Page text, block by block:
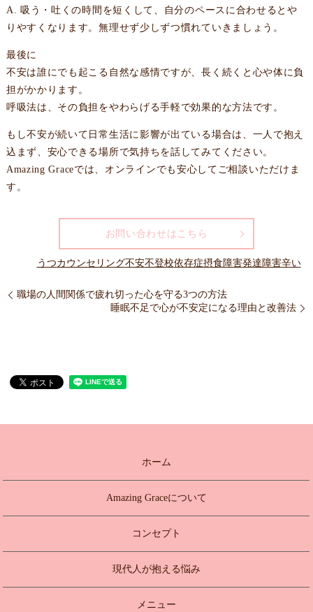
A. 吸う・吐くの時間を短くして、自分のペースに合わせるとや
りやすくなります。無理せず少しずつ慣れていきましょう。
最後に
不安は誰にでも起こる自然な感情ですが、長く続くと心や体に負
担がかかります。
呼吸法は、その負担をやわらげる手軽で効果的な方法です。
もし不安が続いて日常生活に影響が出ている場合は、一人で抱え
込まず、安心できる場所で気持ちを話してみてください。
Amazing Graceでは、オンラインでも安心してご相談いただけま
す。
お問い合わせはこちら
うつカウンセリング不安不登校依存症摂食障害発達障害辛い
職場の人間関係で疲れ切った心を守る3つの方法
睡眠不足で心が不安定になる理由と改善法
ホーム
Amazing Graceについて
コンセプト
現代人が抱える悩み
メニュー